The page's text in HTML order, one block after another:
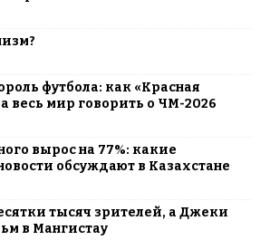
футбола: как «Красная
весь мир говорить о ЧМ-2026
вырос на 77%: какие
обсуждают в Казахстане
тысяч зрителей, а Джеки
в Мангистау